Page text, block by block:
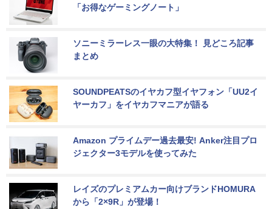
「お得なゲーミングノート」
ソニーミラーレス一眼の大特集！ 見どころ記事
まとめ
SOUNDPEATSのイヤカフ型イヤフォン「UU2イ
ヤーカフ」をイヤカフマニアが語る
Amazon プライムデー過去最安! Anker注目プロ
ジェクター3モデルを使ってみた
レイズのプレミアムカー向けブランドHOMURA
から「2×9R」が登場！